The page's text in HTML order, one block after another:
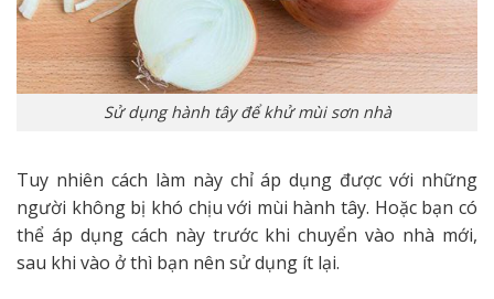
Sử dụng hành tây để khử mùi sơn nhà
Tuy nhiên cách làm này chỉ áp dụng được với những
người không bị khó chịu với mùi hành tây. Hoặc bạn có
thể áp dụng cách này trước khi chuyển vào nhà mới,
sau khi vào ở thì bạn nên sử dụng ít lại.